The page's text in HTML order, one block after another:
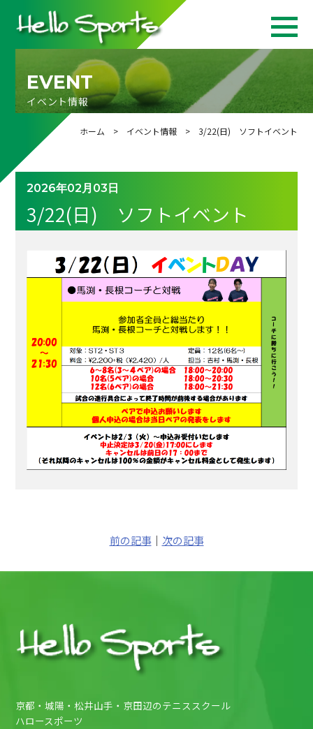
EVENT
イベント情報
ホーム > イベント情報> 3/22(日) ソフトイベント
2026年02月03日
3/22(日) ソフトイベント
前の記事｜ 次の記事
京都・城陽・松井山手・京田辺のテニススクール
ハロースポーツ